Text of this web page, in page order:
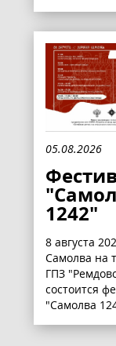
05.08.2026
1242"
8 августа
Самолва на
ГПЗ
состоится
"Самолва